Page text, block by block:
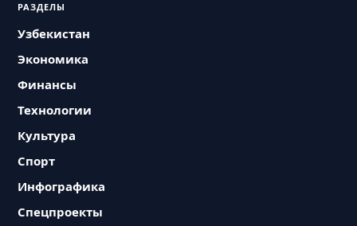
РАЗДЕЛЫ
Узбекистан
Экономика
Финансы
Технологии
Культура
Спорт
Инфографика
Спецпроекты